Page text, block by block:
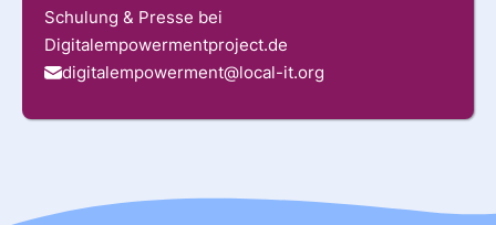
Schulung & Presse bei
Digitalempowermentproject.de
digitalempowerment@local-it.org